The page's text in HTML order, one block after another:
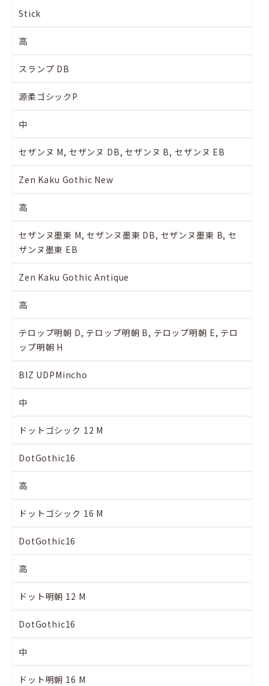
Stick
高
スランプ DB
源柔ゴシックP
中
セザンヌ M, セザンヌ DB, セザンヌ B, セザンヌ EB
Zen Kaku Gothic New
高
セザンヌ墨東 M, セザンヌ墨東 DB, セザンヌ墨東 B, セ
ザンヌ墨東 EB
Zen Kaku Gothic Antique
高
テロップ明朝 D, テロップ明朝 B, テロップ明朝 E, テロ
ップ明朝 H
BIZ UDPMincho
中
ドットゴシック 12 M
DotGothic16
高
ドットゴシック 16 M
DotGothic16
高
ドット明朝 12 M
DotGothic16
中
ドット明朝 16 M